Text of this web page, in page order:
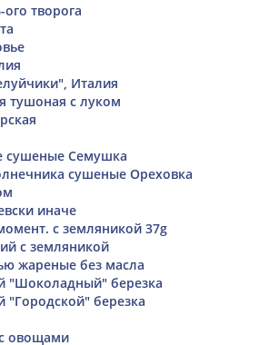
творога
Италия
тушоная с луком
сушеные Семушка
сушеные Ореховка
иначе
с земляникой 37g
с земляникой
жареные без масла
"Шоколадный" березка
березка
овощами